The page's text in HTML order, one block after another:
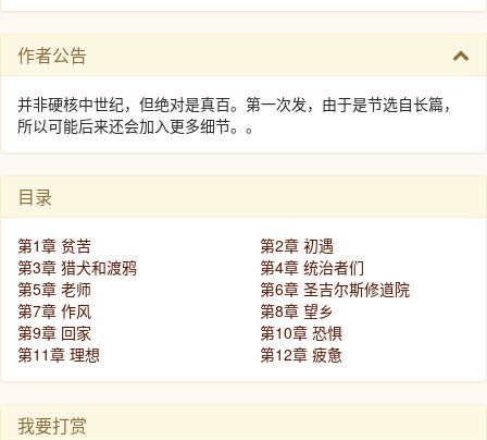
作者公告
并非硬核中世纪，但绝对是真百。第一次发，由于是节选自长篇，
所以可能后来还会加入更多细节。。
目录
第1章 贫苦
第2章 初遇
第3章 猎犬和渡鸦
第4章 统治者们
第5章 老师
第6章 圣吉尔斯修道院
第7章 作风
第8章 望乡
第9章 回家
第10章 恐惧
第11章 理想
第12章 疲惫
我要打赏